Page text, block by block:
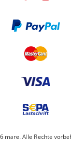
mare. Alle Rechte